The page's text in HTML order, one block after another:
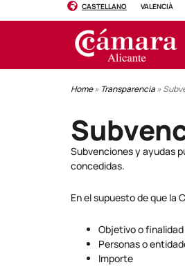
CASTELLANO VALENCIÀ
Home» Transparencia»
Subvenciones y ayudas
concedidas.
En el supuesto de que la
Objetivo o finalidad
Personas o
Importe